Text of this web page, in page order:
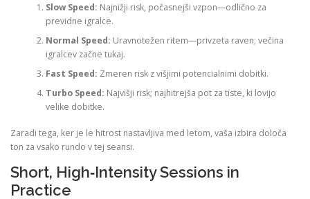
Slow Speed: Najnižji risk, počasnejši vzpon—odlično za
previdne igralce.
Normal Speed: Uravnotežen ritem—privzeta raven; večina
igralcev začne tukaj.
Fast Speed: Zmeren risk z višjimi potencialnimi dobitki.
Turbo Speed: Najvišji risk; najhitrejša pot za tiste, ki lovijo
velike dobitke.
Zaradi tega, ker je le hitrost nastavljiva med letom, vaša izbira določa
ton za vsako rundo v tej seansi.
Short, High‑Intensity Sessions in
Practice